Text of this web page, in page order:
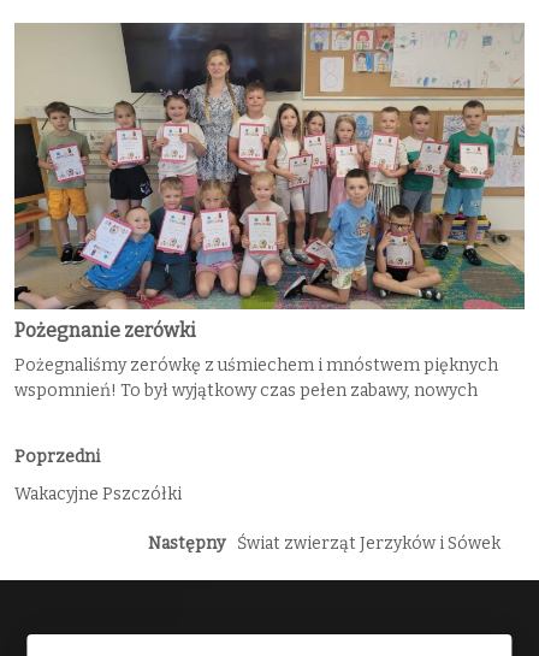
Pożegnanie zerówki
Pożegnaliśmy zerówkę z uśmiechem i mnóstwem pięknych
wspomnień! To był wyjątkowy czas pełen zabawy, nowych
Poprzedni
Wakacyjne Pszczółki
Następny Świat zwierząt Jerzyków i Sówek